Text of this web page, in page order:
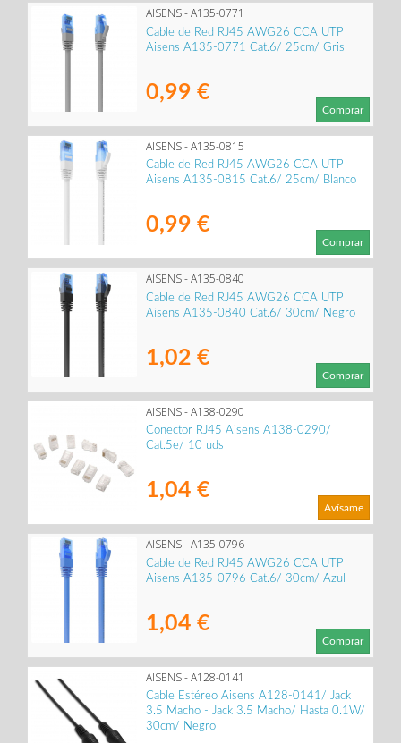
AISENS - A135-0771
Cable de Red RJ45 AWG26 CCA UTP
Aisens A135-0771 Cat.6/ 25cm/ Gris
0,99 €
Comprar
AISENS - A135-0815
Cable de Red RJ45 AWG26 CCA UTP
Aisens A135-0815 Cat.6/ 25cm/ Blanco
0,99 €
Comprar
AISENS - A135-0840
Cable de Red RJ45 AWG26 CCA UTP
Aisens A135-0840 Cat.6/ 30cm/ Negro
1,02 €
Comprar
AISENS - A138-0290
Conector RJ45 Aisens A138-0290/
Cat.5e/ 10 uds
1,04 €
Avísame
AISENS - A135-0796
Cable de Red RJ45 AWG26 CCA UTP
Aisens A135-0796 Cat.6/ 30cm/ Azul
1,04 €
Comprar
AISENS - A128-0141
Cable Estéreo Aisens A128-0141/ Jack
3.5 Macho - Jack 3.5 Macho/ Hasta 0.1W/
30cm/ Negro